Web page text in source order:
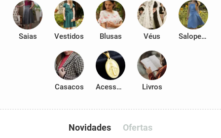
Saias Vestidos Blusas Véus Salopetes
Casacos Acessórios Livros
Novidades Ofertas